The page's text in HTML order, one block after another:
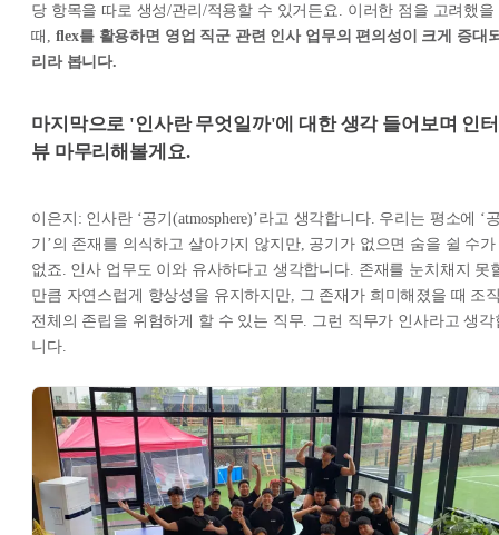
당 항목을 따로 생성/관리/적용할 수 있거든요. 이러한 점을 고려했을
때, flex를 활용하면 영업 직군 관련 인사 업무의 편의성이 크게 증대
리라 봅니다.
마지막으로 '인사란 무엇일까'에 대한 생각 들어보며 인터
뷰 마무리해볼게요.
이은지: 인사란 ‘공기(atmosphere)’라고 생각합니다. 우리는 평소에 ‘
기’의 존재를 의식하고 살아가지 않지만, 공기가 없으면 숨을 쉴 수가
없죠. 인사 업무도 이와 유사하다고 생각합니다. 존재를 눈치채지 못
만큼 자연스럽게 항상성을 유지하지만, 그 존재가 희미해졌을 때 조
전체의 존립을 위험하게 할 수 있는 직무. 그런 직무가 인사라고 생각
니다.